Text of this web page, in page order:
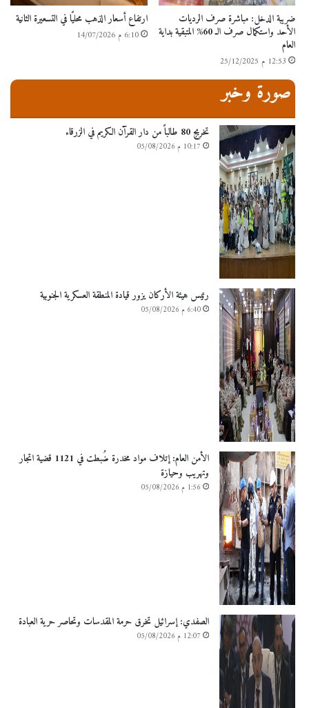
ضريبة الدخل: مباشرة صرف الرديات
الأحد واستكمال صرف الـ 60% المتبقية بداية
العام
12:53 م 25/12/2025
ارتفاع أسعار الذهب محليًا في التسعيرة الثانية
6:10 م 14/07/2026
صورة وخبر
تخريج 80 طالباً من دار القرآن الكريم في الزرقاء
10:17 م 05/08/2026
رئيس هيئة الأركان يزور قيادة المنطقة العسكرية الجنوبية
6:40 م 05/08/2026
الأمن العام: إتلاف مواد مخدرة ضُبطت في 1121 قضية اتجار
وتهريب وحيازة
1:56 م 05/08/2026
الصفدي: إسرائيل تخرق حرمة المقدسات وتحاصر حرية العبادة
12:07 م 05/08/2026